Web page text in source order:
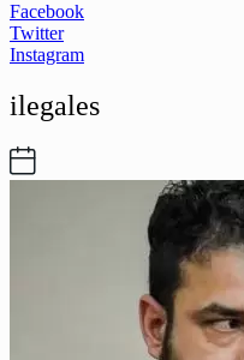
Facebook
Twitter
Instagram
ilegales